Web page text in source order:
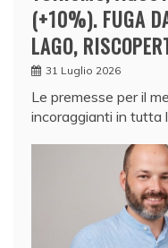
(+10%). FUGA
LAGO,
31 Luglio 2026
Le premesse per il
incoraggianti in tutta